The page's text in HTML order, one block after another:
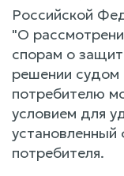
Российской
"О
спорам о
решении судом
потребителю
условием для
установленный
потребителя.